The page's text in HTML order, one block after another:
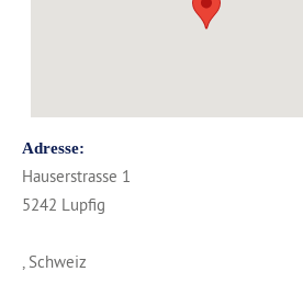
Adresse:
Hauserstrasse 1
5242 Lupfig
, Schweiz